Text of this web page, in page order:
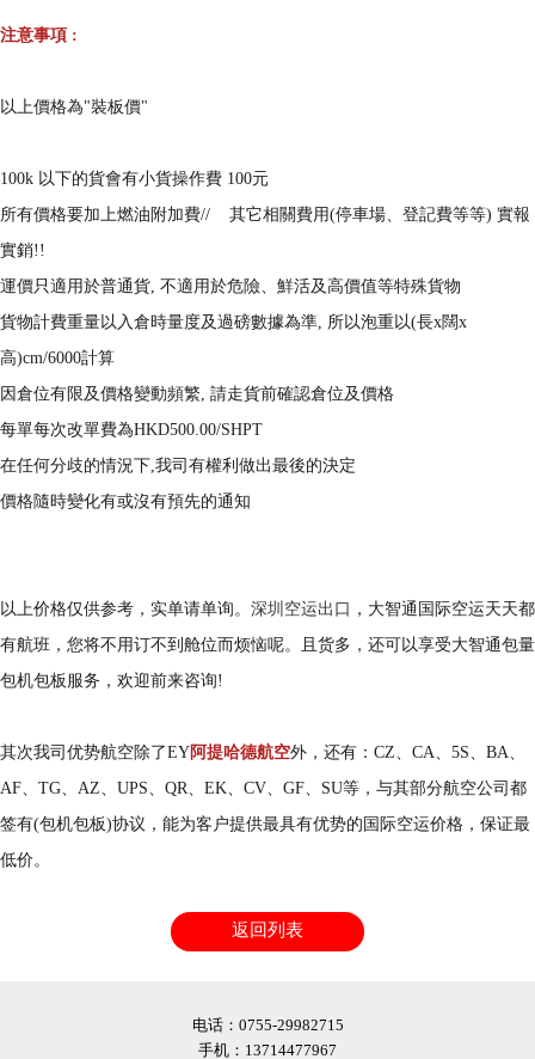
注意事項 :
以上價格為"裝板價"
100k 以下的貨會有小貨操作費 100元
所有價格要加上燃油附加費// 其它相關費用(停車場、登記費等等) 實報
實銷!!
運價只適用於普通貨, 不適用於危險、鮮活及高價值等特殊貨物
貨物計費重量以入倉時量度及過磅數據為準, 所以泡重以(長x闊x
高)cm/6000計算
因倉位有限及價格變動頻繁, 請走貨前確認倉位及價格
每單每次改單費為HKD500.00/SHPT
在任何分歧的情況下,我司有權利做出最後的決定
價格隨時變化有或沒有預先的通知
以上价格仅供参考，实单请单询。 深圳空运出口 ，大智通国际空运天天都
有航班，您将不用订不到舱位而烦恼呢。且货多，还可以享受大智通包量
包机包板服务，欢迎前来咨询!
其次我司优势航空除了EY阿提哈德航空外，还有：CZ、CA、5S、BA、
AF、TG、AZ、UPS、QR、EK、CV、GF、SU等，与其部分航空公司都
签有(包机包板)协议，能为客户提供最具有优势的国际空运价格，保证最
低价。
返回列表
电话：0755-29982715
手机：13714477967